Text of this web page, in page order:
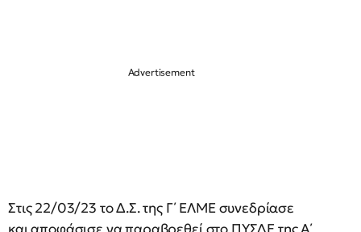
Στις 22/03/23 το Δ.Σ. της Γ΄ ΕΛΜΕ συνεδρίασε